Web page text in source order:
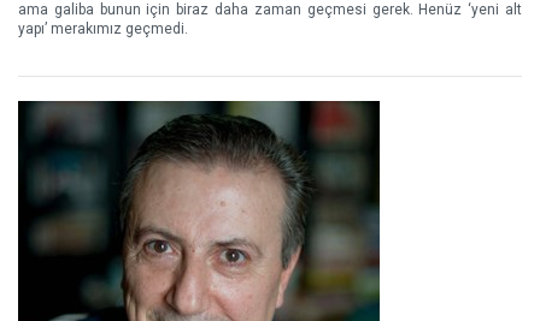
ama galiba bunun için biraz daha zaman geçmesi gerek. Henüz ‘yeni alt
yapı’ merakımız geçmedi.